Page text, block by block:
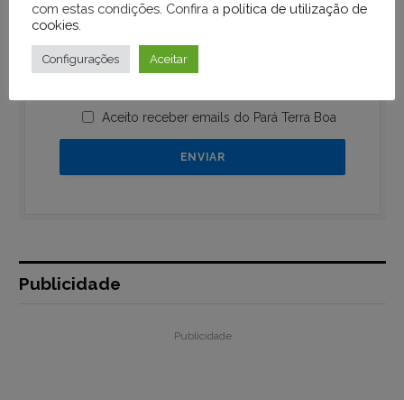
Aceito receber emails do Pará Terra Boa
Publicidade
Publicidade
com estas condições. Confira a política de utilização de
cookies
Configurações Aceitar